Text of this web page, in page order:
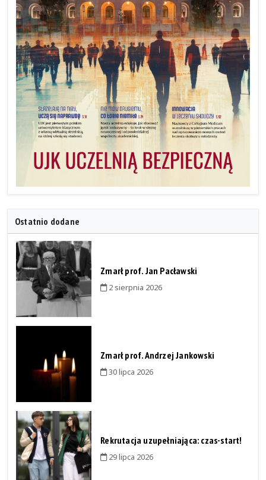
Ostatnio dodane
Zmarł prof. Jan Pacławski
2 sierpnia 2026
Zmarł prof. Andrzej Jankowski
30 lipca 2026
Rekrutacja uzupełniająca: czas-start!
29 lipca 2026